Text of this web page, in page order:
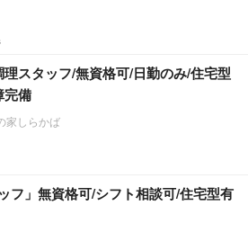
理スタッフ/無資格可/日勤のみ/住宅型
完備
家しらかば
フ」無資格可/シフト相談可/住宅型有